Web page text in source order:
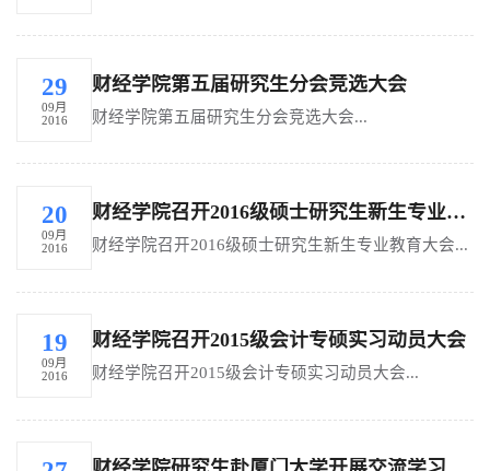
29
09月
2016
财经学院第五届研究生分会竞选大会
财经学院第五届研究生分会竞选大会...
20
09月
2016
财经学院召开2016级硕士研究生新生专业教育大会
财经学院召开2016级硕士研究生新生专业教育大会...
19
09月
2016
财经学院召开2015级会计专硕实习动员大会
财经学院召开2015级会计专硕实习动员大会...